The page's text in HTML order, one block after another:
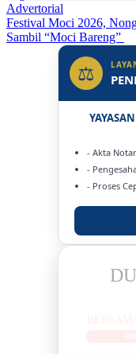
Advertorial
Festival Moci 2026,
Sambil “Moci Bareng”
⚖
- Akta
-
- Proses